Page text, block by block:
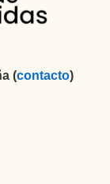
(contacto)